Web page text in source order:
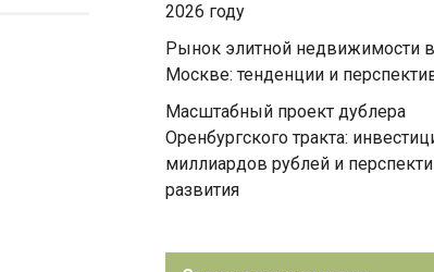
2026 году
Рынок элитной недвижимости в
Москве: тенденции и
Масштабный проект дублера
Оренбургского тракта:
миллиардов рублей и
развития